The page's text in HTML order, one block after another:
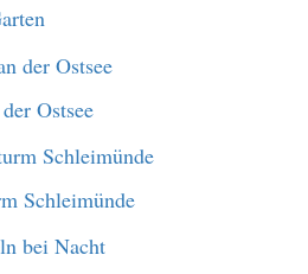
Ostsee
Schleimünde